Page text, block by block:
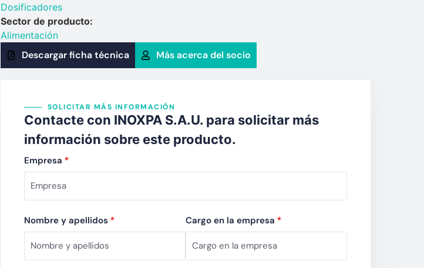
Dosificadores
Sector de producto:
Alimentación
Descargar ficha técnica Más acerca del socio
SOLICITAR MÁS INFORMACIÓN
Contacte con INOXPA S.A.U. para solicitar más
información sobre este producto.
Empresa *
Nombre y apellidos * Cargo en la empresa*